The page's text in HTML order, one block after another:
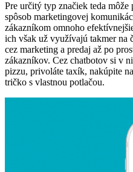
Pre určitý typ značiek teda
spôsob marketingovej
zákazníkom omnoho
ich však už využívajú takmer
cez marketing a predaj až po
zákazníkov. Cez chatbotov si v
pizzu, privoláte taxík, nakúpite
tričko s vlastnou potlačou.